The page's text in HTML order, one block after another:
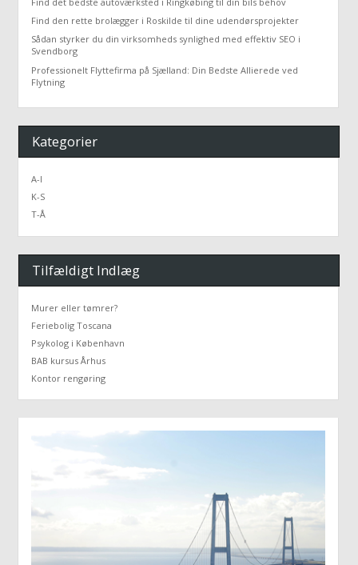
Find den rette brolægger i Roskilde til dine udendørsprojekter
Sådan styrker du din virksomheds synlighed med effektiv SEO i
Svendborg
Professionelt Flyttefirma på Sjælland: Din Bedste Allierede ved
Flytning
Kategorier
A-I
K-S
T-Å
Tilfældigt Indlæg
Murer eller tømrer?
Feriebolig Toscana
Psykolog i København
BAB kursus Århus
Kontor rengøring